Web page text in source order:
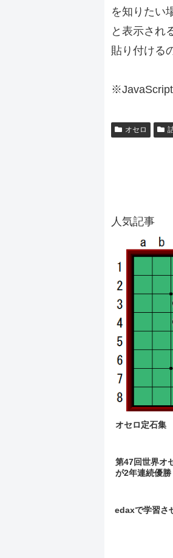
を知りたい
と表示され
貼り付ける
※JavaScript
オセロ
人気記事
オセロ定石集
第47回世界オ
が2年連続優勝
edaxで学習さ